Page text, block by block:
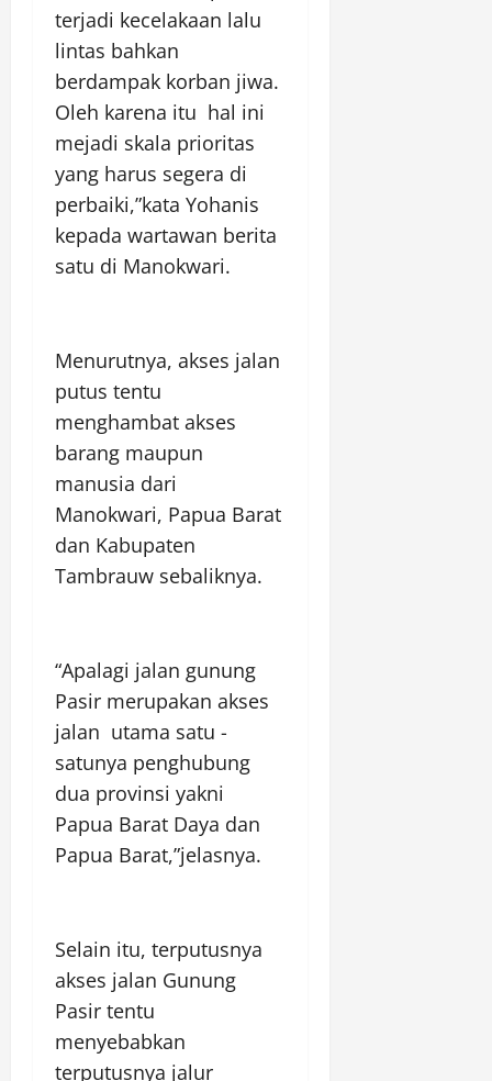
terjadi kecelakaan lalu
lintas bahkan
berdampak korban jiwa.
Oleh karena itu hal ini
mejadi skala prioritas
yang harus segera di
perbaiki,”kata Yohanis
kepada wartawan berita
satu di Manokwari.
Menurutnya, akses jalan
putus tentu
menghambat akses
barang maupun
manusia dari
Manokwari, Papua Barat
dan Kabupaten
Tambrauw sebaliknya.
“Apalagi jalan gunung
Pasir merupakan akses
jalan utama satu -
satunya penghubung
dua provinsi yakni
Papua Barat Daya dan
Papua Barat,”jelasnya.
Selain itu, terputusnya
akses jalan Gunung
Pasir tentu
menyebabkan
terputusnya jalur